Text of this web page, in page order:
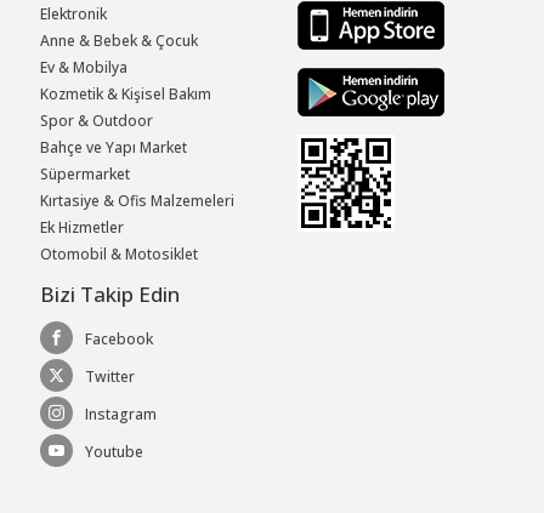
Elektronik
Anne & Bebek & Çocuk
Ev & Mobilya
Kozmetik & Kişisel Bakım
Spor & Outdoor
Bahçe ve Yapı Market
Süpermarket
Kırtasiye & Ofis Malzemeleri
Ek Hizmetler
Otomobil & Motosiklet
Bizi Takip Edin
Facebook
Twitter
Instagram
Youtube